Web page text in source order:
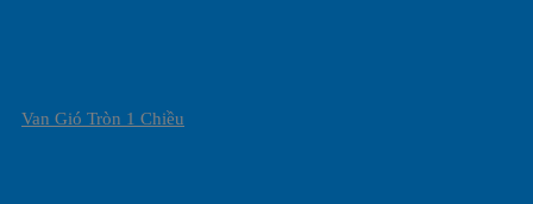
Van Gió Tròn 1 Chiều